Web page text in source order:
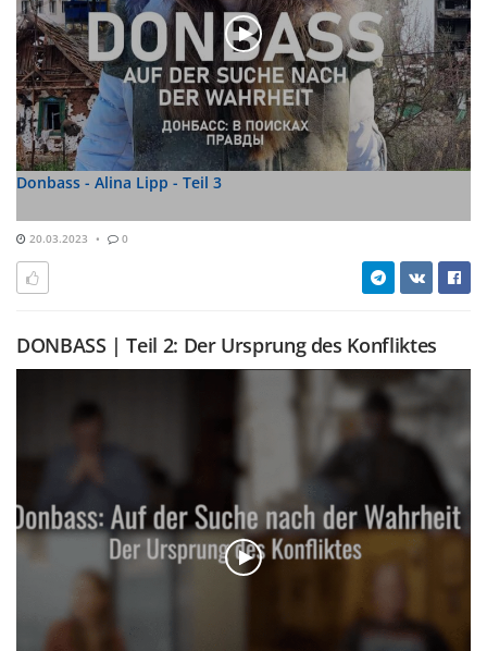
Donbass - Alina Lipp - Teil 3
20.03.2023 0
DONBASS | Teil 2: Der Ursprung des Konfliktes